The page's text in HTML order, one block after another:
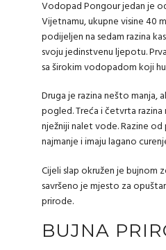
Vodopad Pongour jedan je
Vijetnamu, ukupne visine 40
podijeljen na sedam razina
svoju jedinstvenu ljepotu.
sa širokim vodopadom koji
Druga je razina nešto manja,
pogled. Treća i četvrta razina
nježniji nalet vode. Razine
najmanje i imaju lagano
Cijeli slap okružen je bujnom
savršeno je mjesto za
prirode.
BUJNA